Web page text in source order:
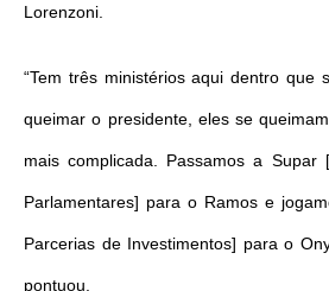
Lorenzoni.
“Tem três ministérios aqui dentro que
queimar o presidente, eles se
mais complicada. Passamos a Supar
Parlamentares] para o Ramos e
Parcerias de Investimentos] para o
pontuou.